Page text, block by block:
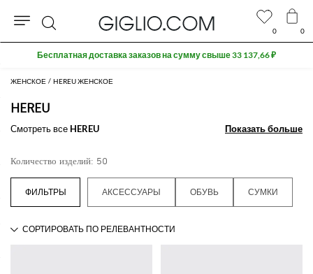
ЖЕНСКОЕ HEREU ЖЕНСКОЕ
HEREU
Смотреть все HEREU Показать больше
Показать больше
Количество изделий: 50
АКСЕССУАРЫ ОБУВЬ СУМКИ
0 0
Поиск
Бесплатная доставка заказов на сумму свыше 33 137,66 ₽